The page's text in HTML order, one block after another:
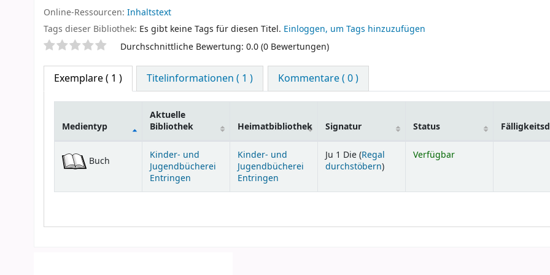
Online-Ressourcen: Inhaltstext
Tags dieser Bibliothek: Es gibt keine Tags für diesen Titel. Einloggen, um Tags hinzuzufügen
SternchenbewertungDurchschnittliche Bewertung: 0.0 (0 Bewertungen)
Exemplare( 1 ) Titelinformationen ( 1 ) Kommentare ( 0 )
Medientyp
Aktuelle
Bibliothek
Heimatbibliothek Signatur Status
Buch
Kinder- und
Jugendbücherei
Entringen
Kinder- und
Jugendbücherei
Entringen
Ju 1 Die (Regal
durchstöbern(Öffnet sich unterhalb)
)
Verfügbar